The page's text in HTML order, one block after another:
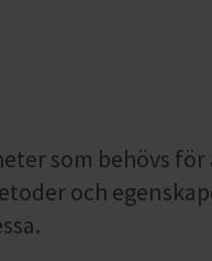
som behövs
och